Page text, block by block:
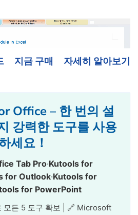
지금 구매 자세히 알아보기
Office – 한 번의 설
강력한 도구를 사용
세요！
Tab Pro·Kutools for
for Outlook·Kutools for
for PowerPoint
모든 5 도구 확보 | 🔗 Microsoft